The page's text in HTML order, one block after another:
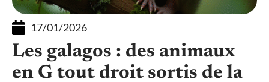
17/01/2026
Les galagos : des animaux
en G tout droit sortis de la